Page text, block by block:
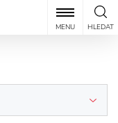
HLEDAT
MENU